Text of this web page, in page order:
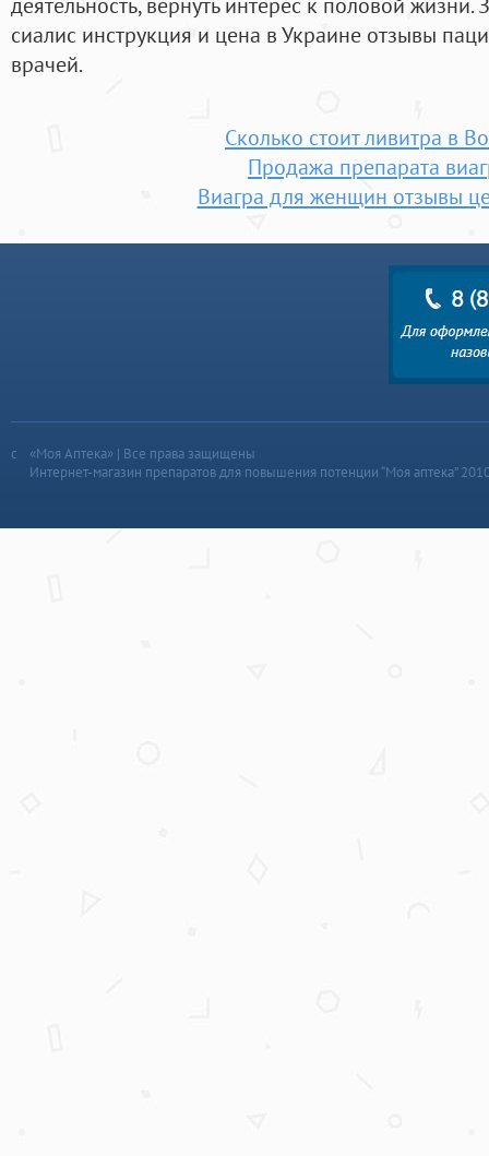
сиалис инструкция и цена в Украине отзывы
врачей.
Сколько стоит ливитра в
Продажа препарата
Виагра для женщин отзывы
«Моя Аптека» | Все права защищены
Интернет-магазин препаратов для повышения потенции “Моя аптека”